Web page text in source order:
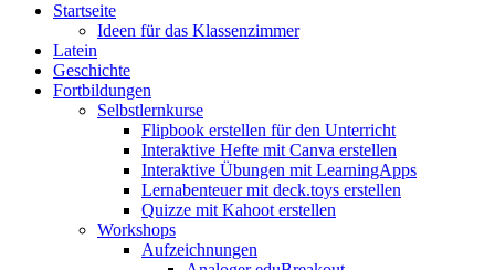
Startseite
Ideen für das Klassenzimmer
Latein
Geschichte
Fortbildungen
Selbstlernkurse
Flipbook erstellen für den Unterricht
Interaktive Hefte mit Canva erstellen
Interaktive Übungen mit LearningApps
Lernabenteuer mit deck.toys erstellen
Quizze mit Kahoot erstellen
Workshops
Aufzeichnungen